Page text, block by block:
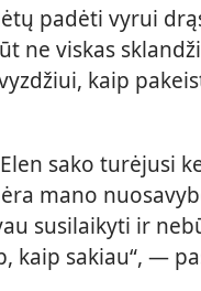
padėti vyrui
ne viskas
kaip
sako turėjusi
mano
susilaikyti ir
kaip sakiau“, —